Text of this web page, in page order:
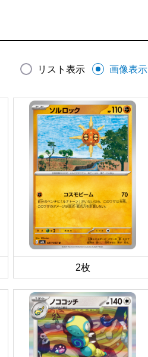
リスト表示 画像表示
2枚